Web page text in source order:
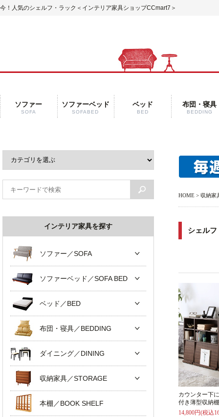
今！人気のシェルフ・ラック ＜インテリア家具ショップCCmart7＞
ソファー
SOFA
ソファーベッド
SOFABED
ベッド
BED
布団・寝具
BEDDING
HOME > 収納家
シェル
カウンター下
付き薄型収納
14,800円(税込
インテリア家具を探す
ソファー／SOFA
ソファーベッド／SOFA BED
ベッド／BED
布団・寝具／BEDDING
ダイニング／DINING
収納家具／STORAGE
本棚／BOOK SHELF